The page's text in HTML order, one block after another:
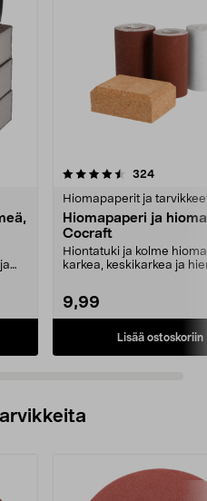
324arvostelut
Hiomapaperit ja
Hiomapaperi ja
Cocraft
Hiontatuki ja kolme
karkea, keskikarkea ja
9,99
Lisää ostoskoriin
4.5 viidestä